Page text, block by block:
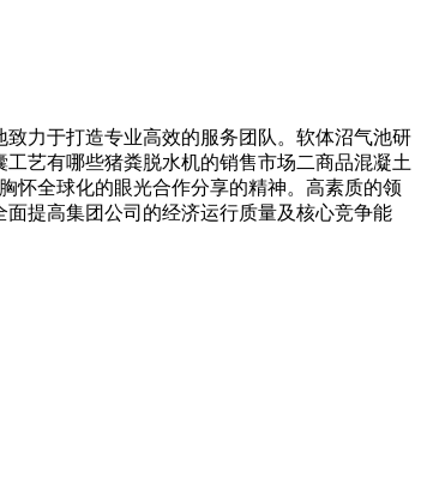
力于打造专业高效的服务团队。软体沼气池研
艺有哪些猪粪脱水机的销售市场二商品混凝土
怀全球化的眼光合作分享的精神。高素质的领
提高集团公司的经济运行质量及核心竞争能